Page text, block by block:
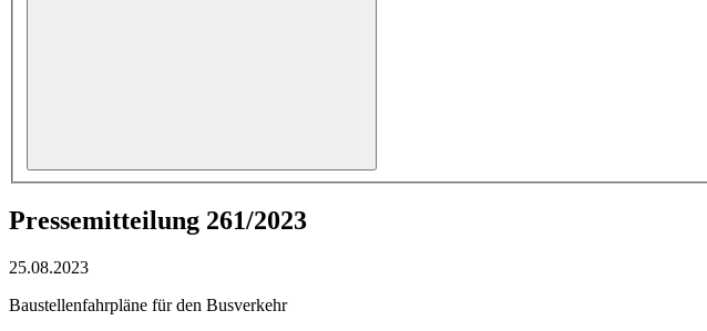
Pressemitteilung 261/2023
25.08.2023
Baustellenfahrpläne für den Busverkehr